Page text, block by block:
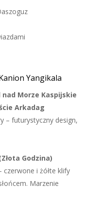
Yangikala
nad Morze Kaspijskie
Arkadag
– futurystyczny design,
Godzina)
czerwone i żółte klify
Marzenie